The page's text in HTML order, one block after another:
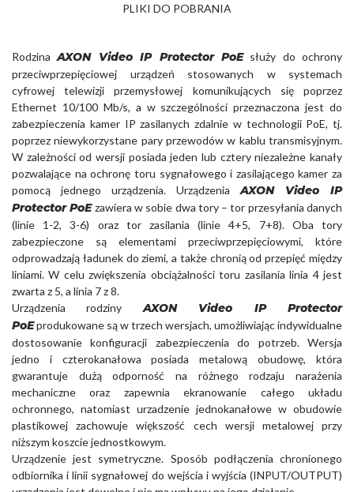
PLIKI DO POBRANIA
RodzinaAXON Video IP Protector PoEsłuży do ochrony
przeciwprzepięciowej urządzeń stosowanych w systemach
cyfrowej telewizji przemysłowej komunikujących się poprzez
Ethernet 10/100 Mb/s, a w szczególności przeznaczona jest do
zabezpieczenia kamer IP zasilanych zdalnie w technologii PoE, tj.
poprzez niewykorzystane pary przewodów w kablu transmisyjnym.
W zależności od wersji posiada jeden lub cztery niezależne kanały
pozwalające na ochronę toru sygnałowego i zasilającego kamer za
pomocą jednego urządzenia. Urządzenia AXON Video IP
Protector PoEzawiera w sobie dwa tory – tor przesyłania danych
(linie 1-2, 3-6) oraz tor zasilania (linie 4+5, 7+8). Oba tory
zabezpieczone są elementami przeciwprzepięciowymi, które
odprowadzają ładunek do ziemi, a także chronią od przepięć między
liniami. W celu zwiększenia obciążalności toru zasilania linia 4 jest
zwarta z 5, a linia 7 z 8.
Urządzenia rodziny
AXON Video IP Protector
PoEprodukowane są w trzech wersjach, umożliwiając indywidualne
dostosowanie konfiguracji zabezpieczenia do potrzeb. Wersja
jedno i czterokanałowa posiada metalową obudowę, która
gwarantuje dużą odporność na różnego rodzaju narażenia
mechaniczne oraz zapewnia ekranowanie całego układu
ochronnego, natomiast urzadzenie jednokanałowe w obudowie
plastikowej zachowuje większość cech wersji metalowej przy
niższym koszcie jednostkowym.
Urządzenie jest symetryczne. Sposób podłączenia chronionego
odbiornika i linii sygnałowej do wejścia i wyjścia (INPUT/OUTPUT)